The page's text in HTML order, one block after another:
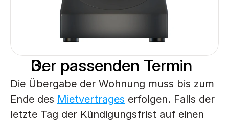
Der passenden Termin
Die Übergabe der Wohnung muss bis zum
Ende des Mietvertrages erfolgen. Falls der
letzte Tag der Kündigungsfrist auf einen